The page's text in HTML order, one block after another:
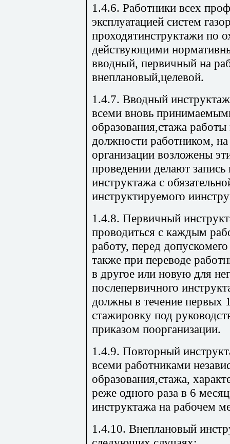
1.4.6. Работники всех
эксплуатацией систем
проходятинструктажи по
действующими
вводный, первичный на
внеплановый,целевой.
1.4.7. Вводный
всеми вновь
образования,стажа
должности работником,
организации возложены
проведении делают
инструктажа с
инструктируемого
1.4.8. Первичный
проводиться с каждым
работу, перед
также при переводе
в другое или новую для
послепервичного
должны в течение первых
стажировку под
приказом поорганизации.
1.4.9. Повторный
всеми работниками
образования,стажа,
реже одного раза в 6
инструктажа на рабочем
1.4.10. Внеплановый